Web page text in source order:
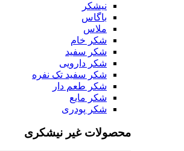
نیشکر
باگاس
ملاس
شکر خام
شکر سفید
شکر دارویی
شکر سفید تک نفره
شکر طعم دار
شکر مایع
شکر پودری
محصولات غیر نیشکری